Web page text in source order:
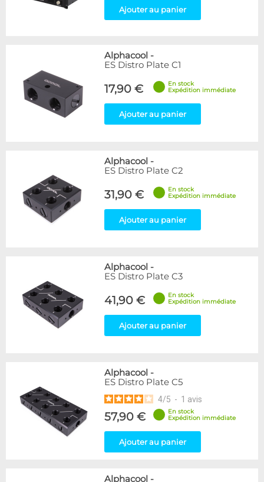
Ajouter au panier
Alphacool -
ES Distro Plate C1
17,90 €
En stock
Expédition immédiate
Ajouter au panier
Alphacool -
ES Distro Plate C2
31,90 €
En stock
Expédition immédiate
Ajouter au panier
Alphacool -
ES Distro Plate C3
41,90 €
En stock
Expédition immédiate
Ajouter au panier
Alphacool -
ES Distro Plate C5
4/5 - 1 avis
57,90 €
En stock
Expédition immédiate
Ajouter au panier
Alphacool -